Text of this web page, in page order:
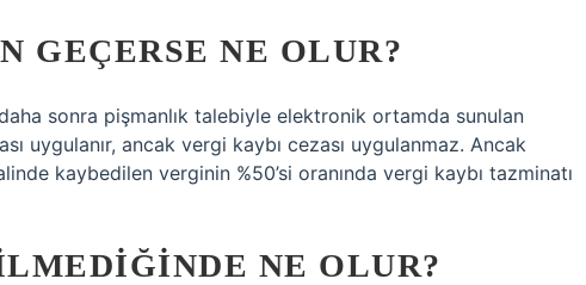
GEÇERSE NE OLUR?
sonra pişmanlık talebiyle elektronik ortamda sunulan
uygulanır, ancak vergi kaybı cezası uygulanmaz. Ancak
kaybedilen verginin %50’si oranında vergi kaybı tazminatı
NE OLUR?